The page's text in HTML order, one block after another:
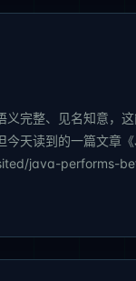
完整、见名知意，
今天读到的一篇文章
java-performs-